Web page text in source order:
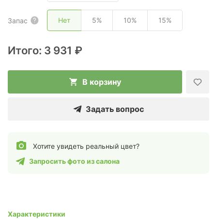
Запас Нет 5% 10% 15%
Итого: 3 931 ₽
В корзину
Задать вопрос
Хотите увидеть реальный цвет?
Запросить фото из салона
Характеристики